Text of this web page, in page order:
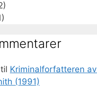
til Kriminalforfatteren
(1991)